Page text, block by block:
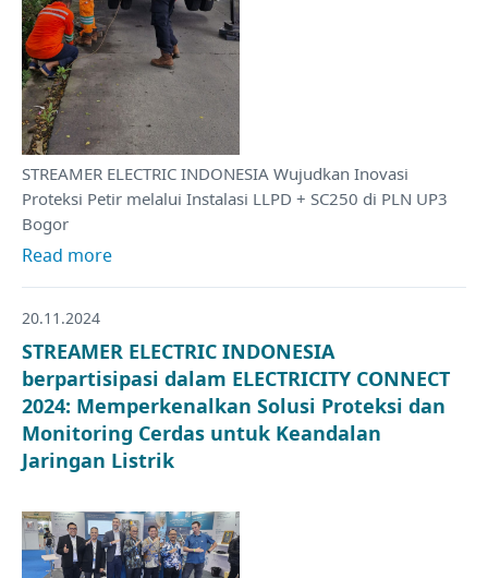
STREAMER ELECTRIC INDONESIA Wujudkan Inovasi
Proteksi Petir melalui Instalasi LLPD + SC250 di PLN UP3
Bogor
Read more
20.11.2024
STREAMER ELECTRIC INDONESIA
berpartisipasi dalam ELECTRICITY CONNECT
2024: Memperkenalkan Solusi Proteksi dan
Monitoring Cerdas untuk Keandalan
Jaringan Listrik